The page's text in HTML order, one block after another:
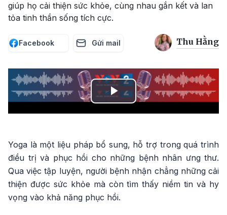
giúp họ cải thiện sức khỏe, cùng nhau gắn kết và lan
tỏa tinh thần sống tích cực.
Facebook Gửi mail Thu Hằng
Play
Yoga là một liệu pháp bổ sung, hỗ trợ trong quá trình
điều trị và phục hồi cho những bệnh nhân ưng thư.
Qua việc tập luyện, người bệnh nhận chẳng những cải
thiện được sức khỏe mà còn tìm thấy niềm tin và hy
vọng vào khả năng phục hồi.